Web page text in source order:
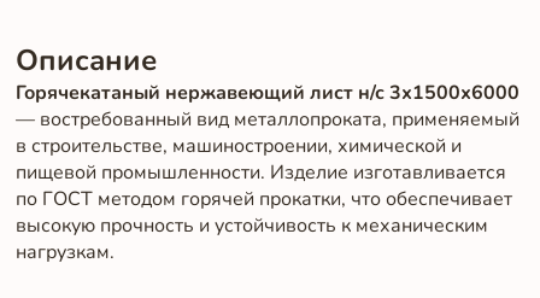
Описание
Горячекатаный нержавеющий лист н/с 3х1500х6000
— востребованный вид металлопроката, применяемый
в строительстве, машиностроении, химической и
пищевой промышленности. Изделие изготавливается
по ГОСТ методом горячей прокатки, что обеспечивает
высокую прочность и устойчивость к механическим
нагрузкам.